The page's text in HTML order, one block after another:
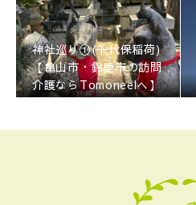
神社巡り①(千代保稲荷)
【亀山市・鈴鹿市の訪問
介護ならTomoneelへ】